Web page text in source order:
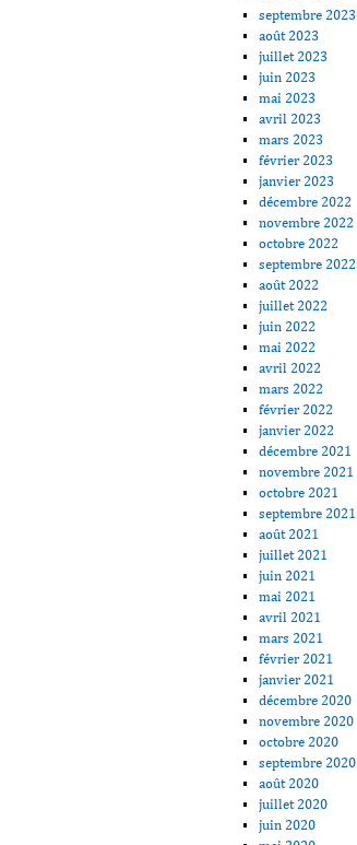
septembre 2023
août 2023
juillet 2023
juin 2023
mai 2023
avril 2023
mars 2023
février 2023
janvier 2023
décembre 2022
novembre 2022
octobre 2022
septembre 2022
août 2022
juillet 2022
juin 2022
mai 2022
avril 2022
mars 2022
février 2022
janvier 2022
décembre 2021
novembre 2021
octobre 2021
septembre 2021
août 2021
juillet 2021
juin 2021
mai 2021
avril 2021
mars 2021
février 2021
janvier 2021
décembre 2020
novembre 2020
octobre 2020
septembre 2020
août 2020
juillet 2020
juin 2020